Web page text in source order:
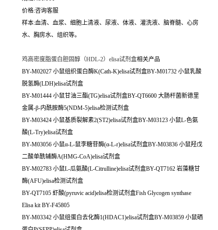
价格:咨询客服
样本:血清、血浆、细胞上清液、尿液、体液、灌洗液、脑脊髓、心房
水、胸房水、组织等。
鸡高密度脂蛋白胆固醇（HDL-2）elisa试剂盒相关产品
BY-M02027 小鼠组织蛋白酶K(Cath-K)elisa试剂盒BY-M01732 小鼠乳酸
脱氢酶(LDH)elisa试剂盒
BY-M01444 小鼠甘油三酯(TG)elisa试剂盒BY-QT6600 大肠杆菌新德里
金属-β-内酰胺酶5(NDM-5)elisa检测试剂盒
BY-M03424 小鼠基质裂解素2(ST2)elisa试剂盒BY-M03123 小鼠L-色氨
酸(L-Try)elisa试剂盒
BY-M03056 小鼠α-L-鼠李糖苷酶(α-L-r)elisa试剂盒BY-M03836 小鼠羟戊
二酸单酰辅酶A(HMG-CoA)elisa试剂盒
BY-M02783 小鼠L-瓜氨酸(L-Citrulline)elisa试剂盒BY-QT7162 岩藻糖甘
酶(AFU)elisa检测试剂盒
BY-QT7105 虾酸(pyruvic acid)elisa检测试剂盒Fish Glycogen synthase
Elisa kit BY-F45805
BY-M03342 小鼠组蛋白去化酶1(HDAC1)elisa试剂盒BY-M03859 小鼠硒